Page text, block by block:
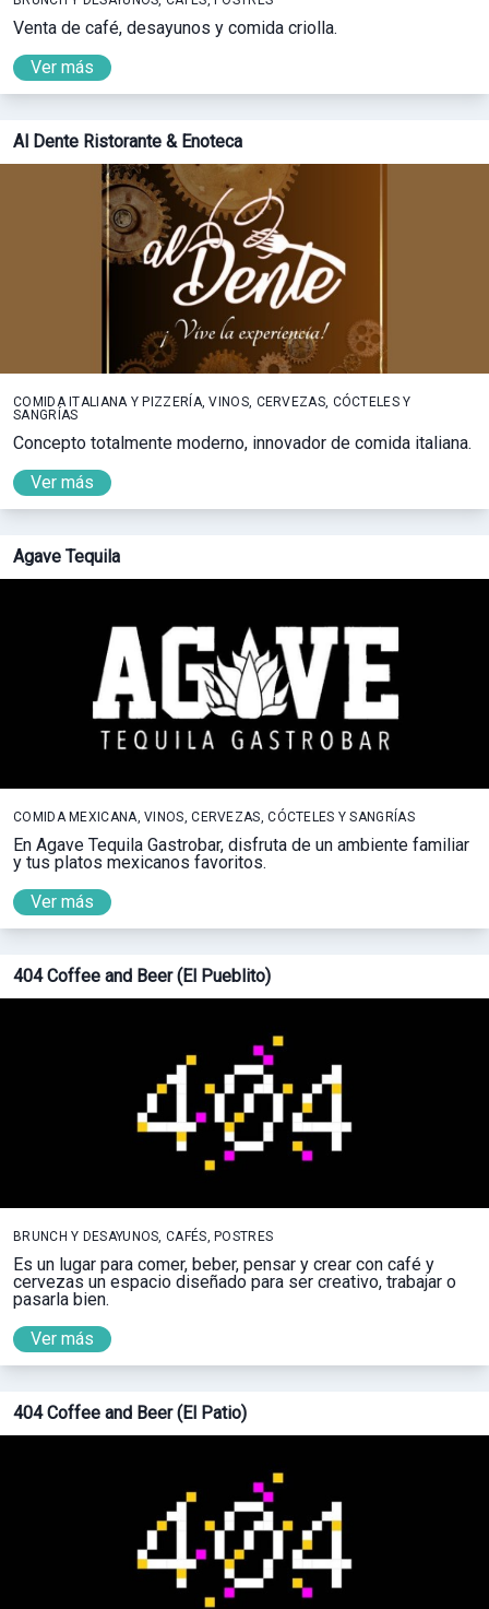
Venta de café, desayunos y comida criolla.
Ver más
Al Dente Ristorante & Enoteca
COMIDA ITALIANA Y PIZZERÍA, VINOS, CERVEZAS, CÓCTELES Y
SANGRÍAS
Concepto totalmente moderno, innovador de comida italiana.
Ver más
Agave Tequila
COMIDA MEXICANA, VINOS, CERVEZAS, CÓCTELES Y SANGRÍAS
En Agave Tequila Gastrobar, disfruta de un ambiente familiar
y tus platos mexicanos favoritos.
Ver más
404 Coffee and Beer (El Pueblito)
BRUNCH Y DESAYUNOS, CAFÉS, POSTRES
Es un lugar para comer, beber, pensar y crear con café y
cervezas un espacio diseñado para ser creativo, trabajar o
pasarla bien.
Ver más
404 Coffee and Beer (El Patio)